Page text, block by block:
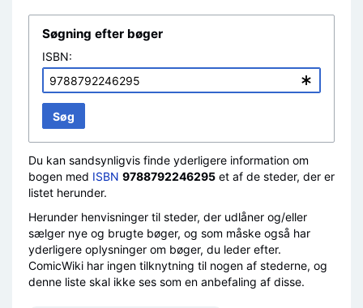
Søgning efter bøger
ISBN:
Søg
Du kan sandsynligvis finde yderligere information om
bogen med ISBN 9788792246295 et af de steder, der er
listet herunder.
Herunder henvisninger til steder, der udlåner og/eller
sælger nye og brugte bøger, og som måske også har
yderligere oplysninger om bøger, du leder efter.
ComicWiki har ingen tilknytning til nogen af stederne, og
denne liste skal ikke ses som en anbefaling af disse.